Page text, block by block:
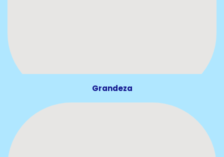
Grandeza